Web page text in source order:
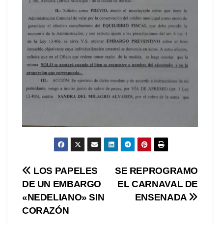
Navegación
de
entradas
SE REPROGRAMO
EL CARNAVAL DE
ENSENADA
LOS PAPELES
DE UN EMBARGO
«NEDELIANO» SIN
CORAZÓN